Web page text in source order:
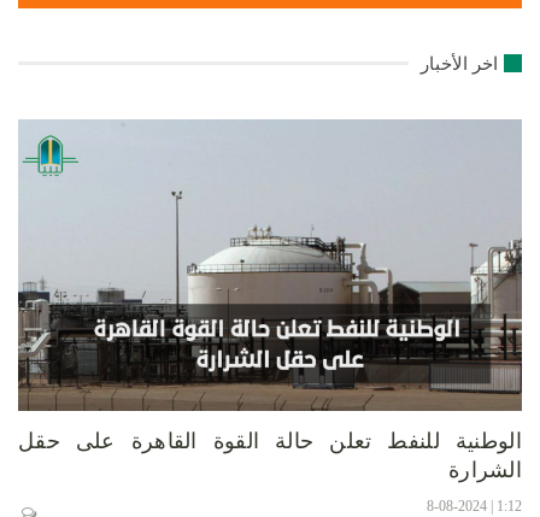
اخر الأخبار
الوطنية للنفط تعلن حالة القوة القاهرة على حقل
الشرارة
1:12 | 8-08-2024